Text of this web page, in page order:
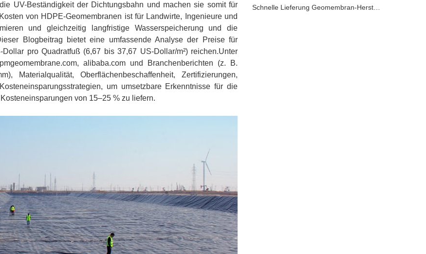
UV-Beständigkeit der Dichtungsbahn und machen sie somit für
von HDPE-Geomembranen ist für Landwirte, Ingenieure und
und gleichzeitig langfristige Wasserspeicherung und die
Blogbeitrag bietet eine umfassende Analyse der Preise für
pro Quadratfuß (6,67 bis 37,67 US-Dollar/m²) reichen.Unter
alibaba.com und Branchenberichten (z. B.
Materialqualität, Oberflächenbeschaffenheit, Zertifizierungen,
um umsetzbare Erkenntnisse für die
von 15–25 % zu liefern.
Schnelle Lieferung Geomembran-Hersteller